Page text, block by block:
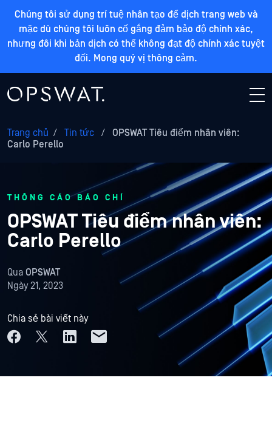
Chúng tôi sử dụng trí tuệ nhân tạo để dịch trang web và
mặc dù chúng tôi luôn cố gắng đảm bảo độ chính xác,
nhưng đôi khi bản dịch có thể không đạt độ chính xác tuyệt
đối. Mong quý vị thông cảm.
Trang chủ / Tin tức /
OPSWAT Tiêu điểm nhân viên:
Carlo Perello
THÔNG CÁO BÁO CHÍ
OPSWAT Tiêu điểm nhân viên:
Carlo Perello
Qua OPSWAT
Ngày 21, 2023
Chia sẻ bài viết này